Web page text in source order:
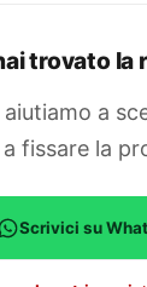
trovato la
a
fissare la
Scrivici su